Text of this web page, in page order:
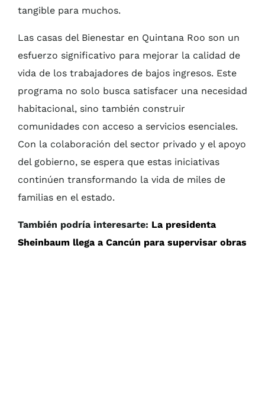
tangible para muchos.
Las casas del Bienestar en Quintana Roo son un
esfuerzo significativo para mejorar la calidad de
vida de los trabajadores de bajos ingresos. Este
programa no solo busca satisfacer una necesidad
habitacional, sino también construir
comunidades con acceso a servicios esenciales.
Con la colaboración del sector privado y el apoyo
del gobierno, se espera que estas iniciativas
continúen transformando la vida de miles de
familias en el estado.
También podría interesarte: La presidenta
Sheinbaum llega a Cancún para supervisar obras